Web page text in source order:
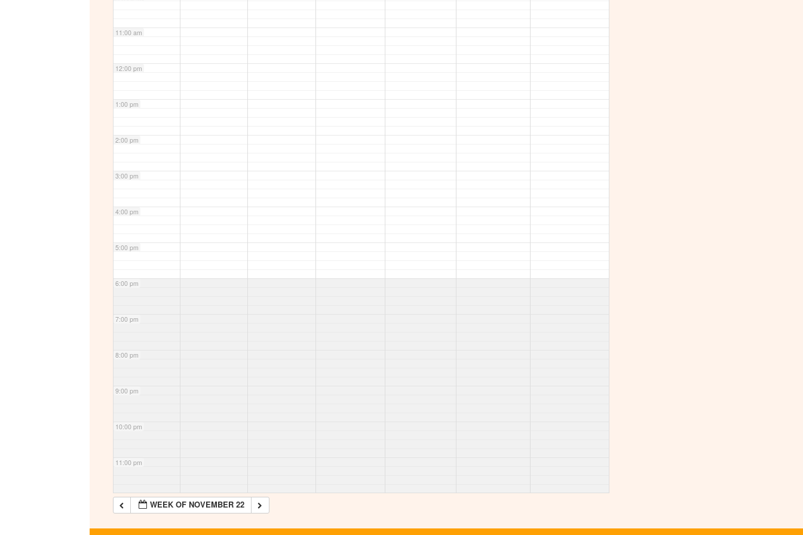
11:00 am
12:00 pm
1:00 pm
2:00 pm
3:00 pm
4:00 pm
5:00 pm
6:00 pm
7:00 pm
8:00 pm
9:00 pm
10:00 pm
11:00 pm
WEEK OF NOVEMBER 22